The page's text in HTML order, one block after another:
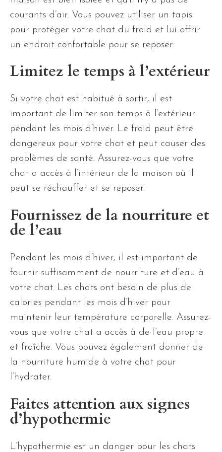
courants d’air. Vous pouvez utiliser un tapis
pour protéger votre chat du froid et lui offrir
un endroit confortable pour se reposer.
Limitez le temps à l’extérieur
Si votre chat est habitué à sortir, il est
important de limiter son temps à l’extérieur
pendant les mois d’hiver. Le froid peut être
dangereux pour votre chat et peut causer des
problèmes de santé. Assurez-vous que votre
chat a accès à l’intérieur de la maison où il
peut se réchauffer et se reposer.
Fournissez de la nourriture et
de l’eau
Pendant les mois d’hiver, il est important de
fournir suffisamment de nourriture et d’eau à
votre chat. Les chats ont besoin de plus de
calories pendant les mois d’hiver pour
maintenir leur température corporelle. Assurez-
vous que votre chat a accès à de l’eau propre
et fraîche. Vous pouvez également donner de
la nourriture humide à votre chat pour
l’hydrater.
Faites attention aux signes
d’hypothermie
L’hypothermie est un danger pour les chats